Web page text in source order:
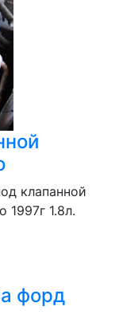
клапанной
1.8л.
форд